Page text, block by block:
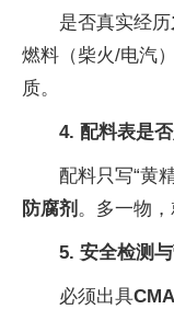
是否真实经历
燃料（柴火/电汽
质。
4. 配料表是
配料只写“黄
防腐剂 。多一物，
5. 安全检测
必须出具